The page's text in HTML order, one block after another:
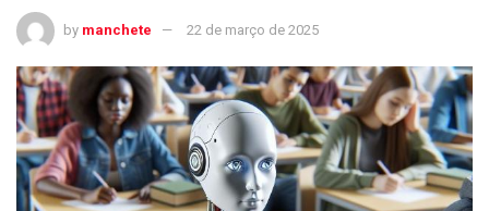
by manchete 22 de março de 2025